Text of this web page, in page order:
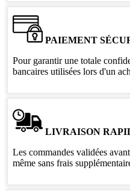
PAIEMENT
Pour garantir une totale
bancaires utilisées lors d'un
LIVRAISON
Les commandes validées
même sans frais